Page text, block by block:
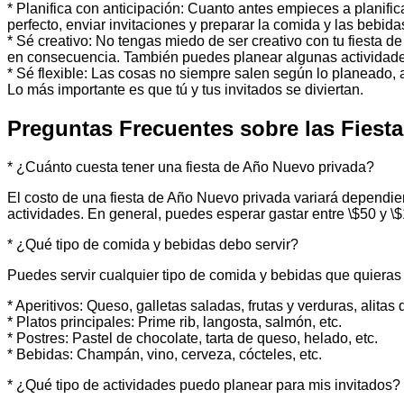
* Planifica con anticipación: Cuanto antes empieces a
perfecto, enviar invitaciones y preparar la comida y las
* Sé creativo: No tengas miedo de ser creativo con tu fiesta
en consecuencia. También puedes planear algunas
* Sé flexible: Las cosas no siempre salen según lo
Lo más importante es que tú y tus invitados se diviertan.
Preguntas Frecuentes sobre las
* ¿Cuánto cuesta tener una fiesta de Año Nuevo privada?
El costo de una fiesta de Año Nuevo privada variará
actividades. En general, puedes esperar gastar entre \$50 y
* ¿Qué tipo de comida y bebidas debo servir?
Puedes servir cualquier tipo de comida y bebidas que
* Aperitivos: Queso, galletas saladas, frutas y verduras, alitas
* Platos principales: Prime rib, langosta, salmón, etc.
* Postres: Pastel de chocolate, tarta de queso, helado, etc.
* Bebidas: Champán, vino, cerveza, cócteles, etc.
* ¿Qué tipo de actividades puedo planear para mis invitados?